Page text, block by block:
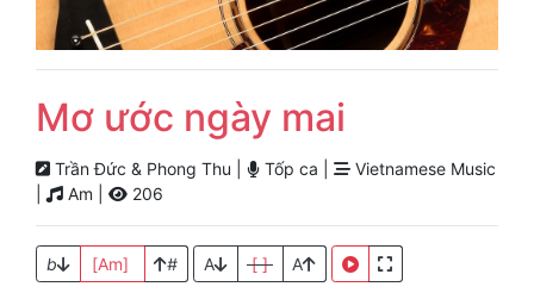
Mơ ước ngày mai
Trần Đức & Phong Thu | Tốp ca |
Vietnamese Music
Am | 206
b [Am] # A [ ] A